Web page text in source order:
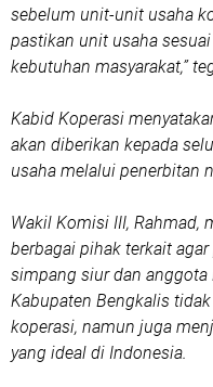
sebelum unit-unit usaha
pastikan unit usaha
kebutuhan masyarakat,”
Kabid Koperasi
akan diberikan kepada
usaha melalui penerbitan
Wakil Komisi III, Rahmad,
berbagai pihak terkait
simpang siur dan anggota
Kabupaten Bengkalis
koperasi, namun juga
yang ideal di Indonesia.